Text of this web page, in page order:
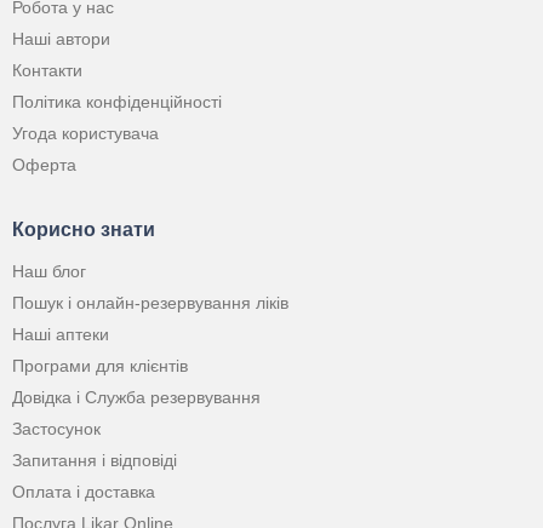
Робота у нас
Наші автори
Контакти
Політика конфіденційності
Угода користувача
Оферта
Корисно знати
Наш блог
Пошук і онлайн-резервування ліків
Наші аптеки
Програми для клієнтів
Довідка і Служба резервування
Застосунок
Запитання і відповіді
Оплата і доставка
Послуга Likar Online